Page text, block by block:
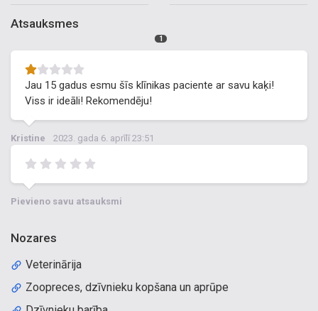
Atsauksmes
1
Jau 15 gadus esmu šīs klīnikas paciente ar savu kaķi!
Viss ir ideāli! Rekomendēju!
Kristine 2023. gada 6. aprīlī 23:51
Pievieno savu atsauksmi
Nozares
Veterinārija
Zoopreces, dzīvnieku kopšana un aprūpe